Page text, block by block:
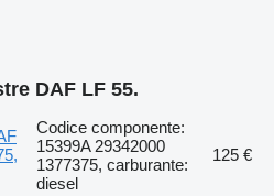
DAF LF 55.
Codice componente:
15399A 29342000
1377375, carburante:
diesel
125 €